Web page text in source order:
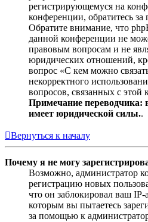
регистрирующемуся на
конференции, обратитесь
Обратите внимание, что
данной конференции не
правовым вопросам и не
юридических отношений,
вопрос «С кем можно
некорректного
вопросов, связанных с этой
Примечание переводчика:
имеет юридической силы..
Вернуться к началу
Почему я не могу
Возможно, администратор
регистрацию новых
что он заблокировал ваш
которым вы пытаетесь
за помощью к